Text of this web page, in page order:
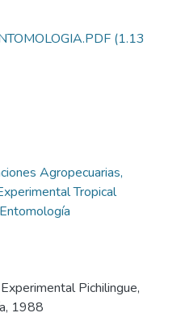
(1.13
Agropecuarias,
Tropical
Pichilingue,
1988